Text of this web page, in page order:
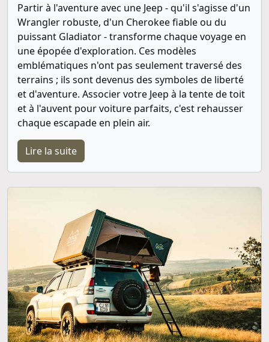
Partir à l'aventure avec une Jeep - qu'il s'agisse d'un
Wrangler robuste, d'un Cherokee fiable ou du
puissant Gladiator - transforme chaque voyage en
une épopée d'exploration. Ces modèles
emblématiques n'ont pas seulement traversé des
terrains ; ils sont devenus des symboles de liberté
et d'aventure. Associer votre Jeep à la tente de toit
et à l'auvent pour voiture parfaits, c'est rehausser
chaque escapade en plein air.
Lire la suite